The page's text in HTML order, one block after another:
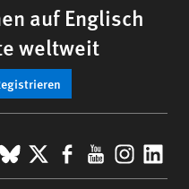
auf Englisch
weltweit
BlueSky
X Facebook
YouTube